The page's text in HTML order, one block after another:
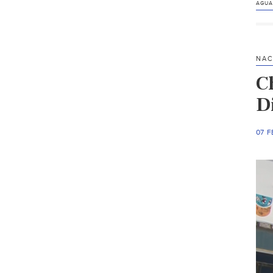
07